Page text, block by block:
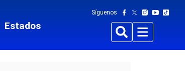
Estados
Síguenos
BuscarMenu